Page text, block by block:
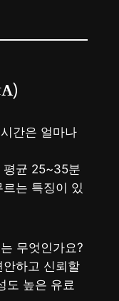
간은 얼마나
평균 25~35분
는 특징이 있
무엇인가요?
하고 신뢰할
도 높은 유료